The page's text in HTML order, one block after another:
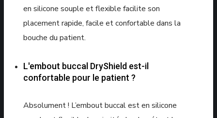
en silicone souple et flexible facilite son
placement rapide, facile et confortable dans la
bouche du patient.
L'embout buccal DryShield est-il
confortable pour le patient ?
Absolument ! L’embout buccal est en silicone